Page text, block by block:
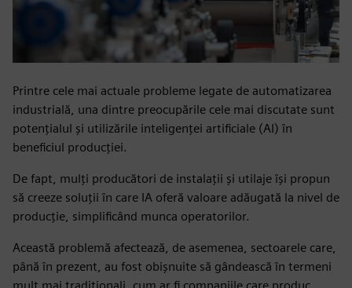
Printre cele mai actuale probleme legate de automatizarea
industrială, una dintre preocupările cele mai discutate sunt
potențialul și utilizările inteligenței artificiale (AI) în
beneficiul producției.
De fapt, mulți producători de instalații și utilaje își propun
să creeze soluții în care IA oferă valoare adăugată la nivel de
producție, simplificând munca operatorilor.
Această problemă afectează, de asemenea, sectoarele care,
până în prezent, au fost obișnuite să gândească în termeni